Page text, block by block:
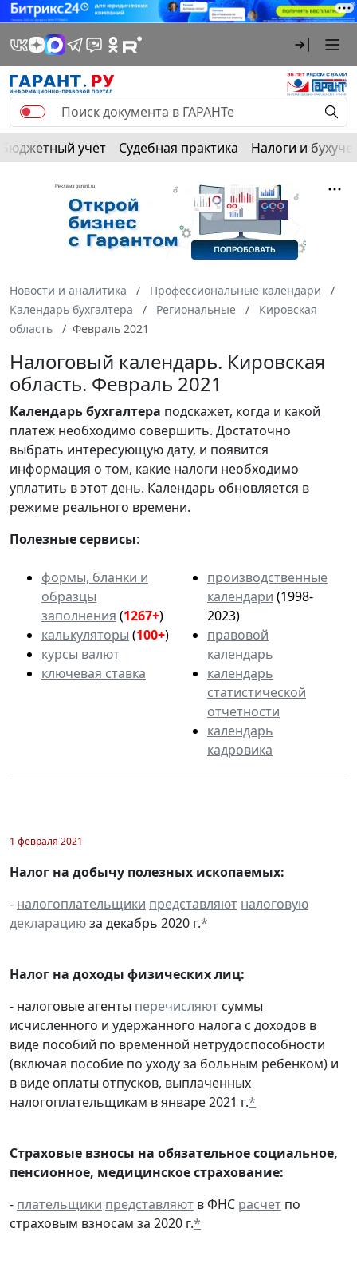
Бюджетный учет Судебная практика Налоги и
Новости и аналитика
Профессиональные календари
Календарь бухгалтера
Региональные
Кировская
область
Февраль 2021
Налоговый календарь. Кировская
область. Февраль 2021
Календарьбухгалтера подскажет, когда и какой
платеж необходимо совершить. Достаточно
выбрать интересующую дату, и появится
информация о том, какие налоги необходимо
уплатить в этот день. Календарь обновляется в
режиме реального времени.
Полезные сервисы:
формы, бланки и
образцы
заполнения (1267+)
калькуляторы (100+)
курсы валют
ключевая ставка
производственные
календари (1998-
2023)
правовой
календарь
календарь
статистической
отчетности
календарь
кадровика
1 февраля 2021
Налог на добычу полезных ископаемых:
- налогоплательщики представляют налоговую
декларациюза декабрь 2020 г.*
Налог на доходы физических лиц:
- налоговые агенты перечисляют суммы
исчисленного и удержанного налога с доходов в
виде пособий по временной нетрудоспособности
(включая пособие по уходу за больным ребенком) и
в виде оплаты отпусков, выплаченных
налогоплательщикам в январе 2021 г.*
Страховые взносы на обязательное социальное,
пенсионное, медицинское страхование:
- плательщики представляют в ФНС расчет по
страховым взносам за 2020 г.*